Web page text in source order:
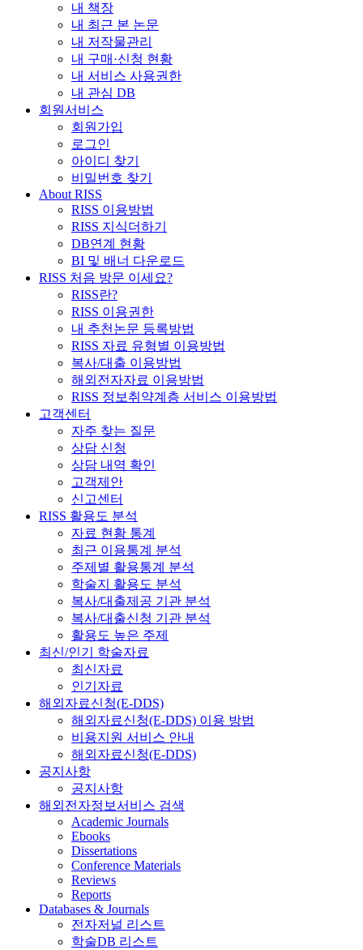
내 책장
내 최근 본 논문
내 저작물관리
내 구매·신청 현황
내 서비스 사용권한
내 관심 DB
회원서비스
회원가입
로그인
아이디 찾기
비밀번호 찾기
About RISS
RISS 이용방법
RISS 지식더하기
DB연계 현황
BI 및 배너 다운로드
RISS 처음 방문 이세요?
RISS란?
RISS 이용권한
내 추천논문 등록방법
RISS 자료 유형별 이용방법
복사/대출 이용방법
해외전자자료 이용방법
RISS 정보취약계층 서비스 이용방법
고객센터
자주 찾는 질문
상담 신청
상담 내역 확인
고객제안
신고센터
RISS 활용도 분석
자료 현황 통계
최근 이용통계 분석
주제별 활용통계 분석
학술지 활용도 분석
복사/대출제공 기관 분석
복사/대출신청 기관 분석
활용도 높은 주제
최신/인기 학술자료
최신자료
인기자료
해외자료신청(E-DDS)
해외자료신청(E-DDS) 이용 방법
비용지원 서비스 안내
해외자료신청(E-DDS)
공지사항
공지사항
해외전자정보서비스 검색
Academic Journals
Ebooks
Dissertations
Conference Materials
Reviews
Reports
Databases & Journals
전자저널 리스트
학술DB 리스트